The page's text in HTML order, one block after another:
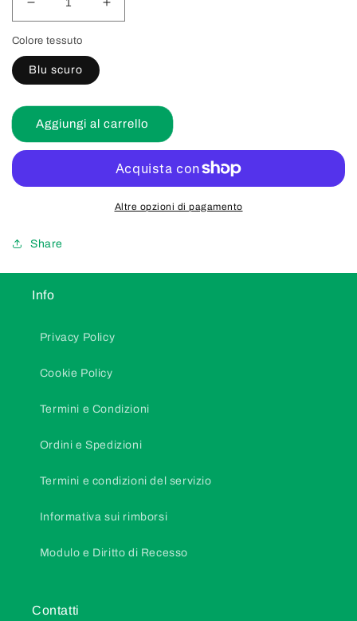
Diminuisci
quantità
per
EA005
Portachiavi
in
metallo
e
Aumenta
quantità
in
metallo
e
tessuto
Colore tessuto
Blu scuro
Aggiungi al carrello
Altre opzioni di pagamento
Share
Info
Privacy Policy
Cookie Policy
Termini e Condizioni
Ordini e Spedizioni
Termini e condizioni del servizio
Informativa sui rimborsi
Modulo e Diritto di Recesso
Contatti